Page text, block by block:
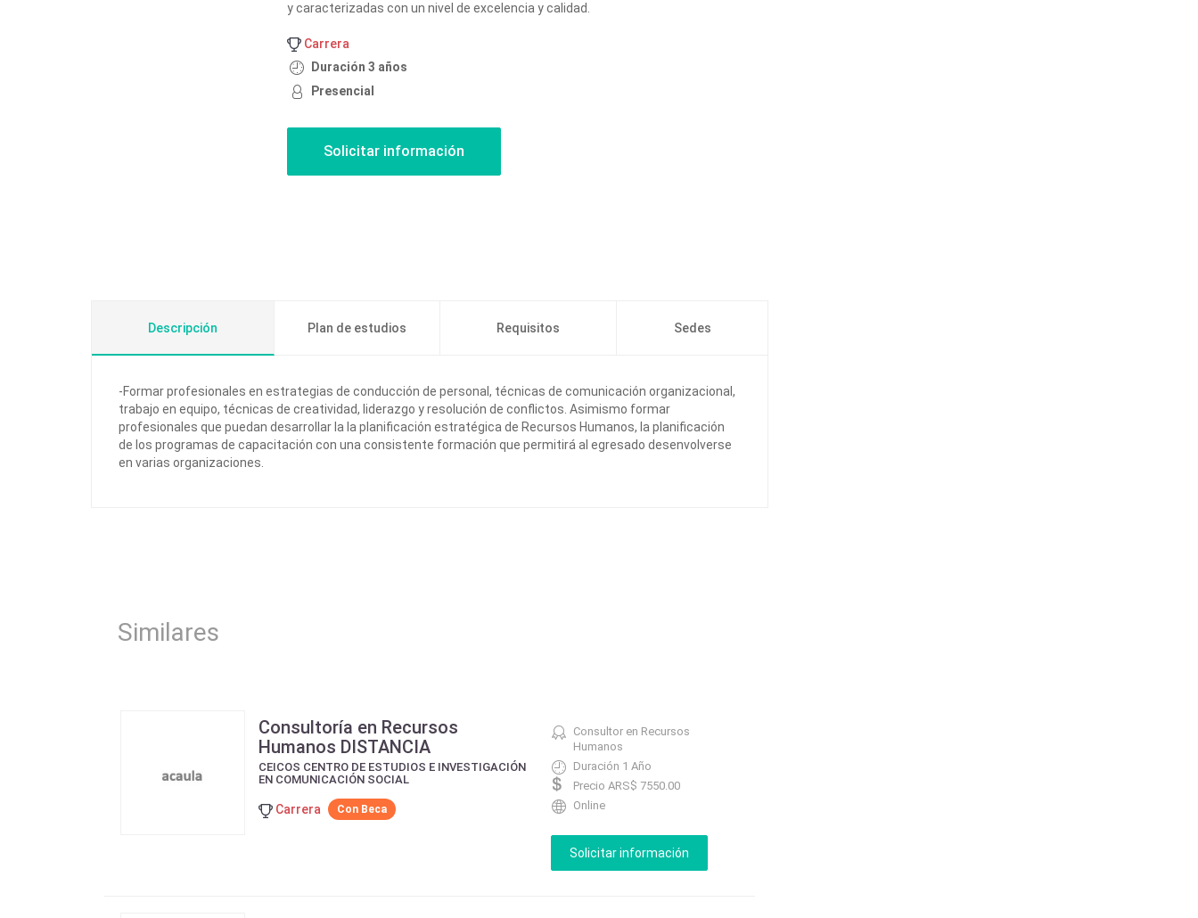
y caracterizadas con un nivel de excelencia y calidad.
Carrera
Duración 3 años
Presencial
Descripción Plan de estudios Requisitos Sedes
-Formar profesionales en estrategias de conducción de personal, técnicas de comunicación organizacional,
trabajo en equipo, técnicas de creatividad, liderazgo y resolución de conflictos. Asimismo formar
profesionales que puedan desarrollar la la planificación estratégica de Recursos Humanos, la planificación
de los programas de capacitación con una consistente formación que permitirá al egresado desenvolverse
en varias organizaciones.
Similares
Consultoría en Recursos
Humanos DISTANCIA
CEICOS CENTRO DE ESTUDIOS E INVESTIGACIÓN
EN COMUNICACIÓN SOCIAL
Carrera Con Beca
Consultor en Recursos
Humanos
Duración 1 Año
Precio ARS$ 7550.00
Online